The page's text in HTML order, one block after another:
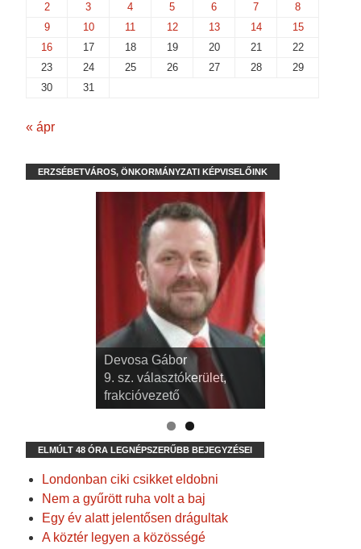
2
3 4 5 6 7
8
9
10 11 12 13 14
15
16
17 18 19 20 21
22
23
24 25 26 27 28
29
30
31
« ápr
ERZSÉBETVÁROS, ÖNKORMÁNYZATI KÉPVISELŐINK
dr. Kispál Tibor
3. sz. választókerület,
alpolgármester
Devosa Gábor
9. sz. választókerület,
frakcióvezető
ELMÚLT 48 ÓRA LEGNÉPSZERŰBB BEJEGYZÉSEI
Londonban ciki csikket eldobni
Nem a gyűrött ruha volt a baj
Egy év alatt jelentősen drágultak
A köztér legyen a közösségé